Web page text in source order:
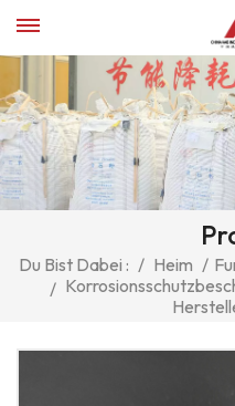
Du Bist Dabei : / Heim /
/